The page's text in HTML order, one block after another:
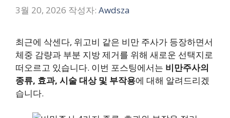
3월 20, 2026 작성자: Awdsza
최근에 삭센다, 위고비 같은 비만 주사가 등장하면서
체중 감량과 부분 지방 제거를 위해 새로운 선택지로
떠오르고 있습니다. 이번 포스팅에서는 비만주사의
종류, 효과, 시술 대상 및 부작용에 대해 알려드리겠
습니다.